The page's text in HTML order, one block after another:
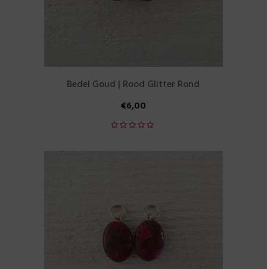
Bedel Goud | Rood Glitter Rond
€6,00